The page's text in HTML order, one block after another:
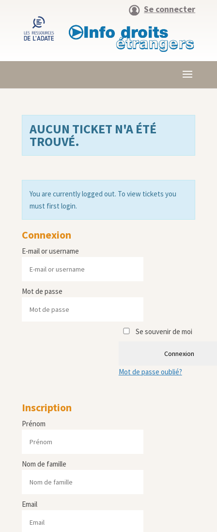
Se connecter
AUCUN TICKET N'A ÉTÉ
TROUVÉ.
You are currently logged out. To view tickets you
must first login.
Connexion
E-mail or username
Mot de passe
Se souvenir de moi
Connexion
Mot de passe oublié?
Inscription
Prénom
Nom de famille
Email